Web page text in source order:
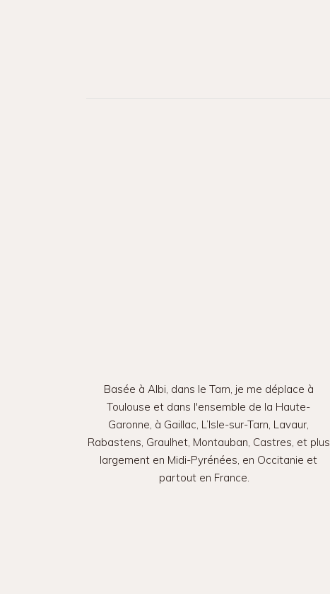
Basée à Albi, dans le Tarn, je me déplace à
Toulouse et dans l'ensemble de la Haute-
Garonne, à Gaillac, L’Isle-sur-Tarn, Lavaur,
Rabastens, Graulhet, Montauban, Castres, et plus
largement en Midi-Pyrénées, en Occitanie et
partout en France.